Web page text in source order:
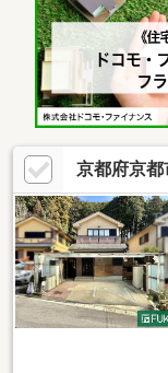
歩圏内でお子様の登
歩約8分(約635ｍ)・
周辺買い物施設も充
りなリフォームプラ
京都府京